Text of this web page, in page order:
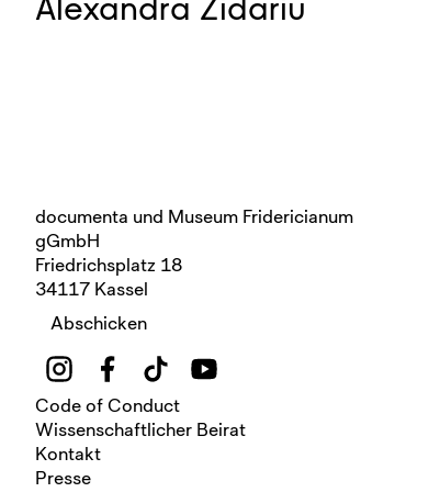
documenta und Museum Fridericianum
gGmbH
Friedrichsplatz 18
34117 Kassel
Abschicken
Code of Conduct
Wissenschaftlicher Beirat
Kontakt
Presse